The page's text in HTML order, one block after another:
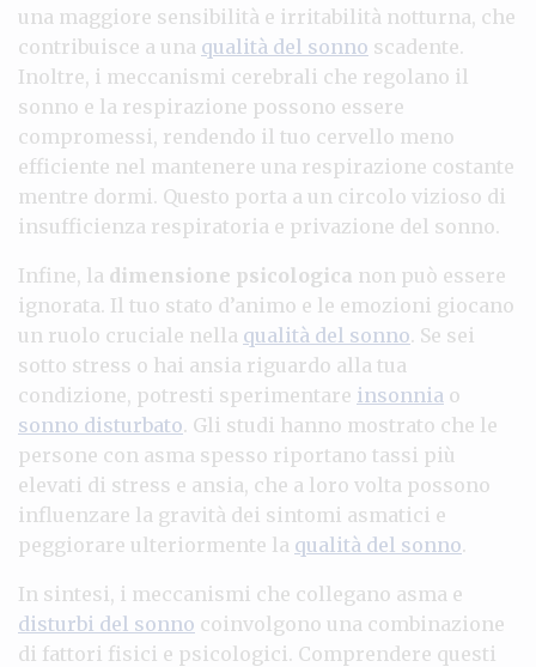
una maggiore sensibilità e irritabilità notturna, che
contribuisce a una qualità del sonno scadente.
Inoltre, i meccanismi cerebrali che regolano il
sonno e la respirazione possono essere
compromessi, rendendo il tuo cervello meno
efficiente nel mantenere una respirazione costante
mentre dormi. Questo porta a un circolo vizioso di
insufficienza respiratoria e privazione del sonno.
Infine, la dimensione psicologica non può essere
ignorata. Il tuo stato d’animo e le emozioni giocano
un ruolo cruciale nella qualità del sonno. Se sei
sotto stress o hai ansia riguardo alla tua
condizione, potresti sperimentare insonnia o
sonno disturbato. Gli studi hanno mostrato che le
persone con asma spesso riportano tassi più
elevati di stress e ansia, che a loro volta possono
influenzare la gravità dei sintomi asmatici e
peggiorare ulteriormente la qualità del sonno.
In sintesi, i meccanismi che collegano asma e
disturbi del sonno coinvolgono una combinazione
di fattori fisici e psicologici. Comprendere questi